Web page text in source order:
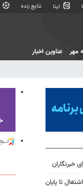
ایتا نتایج زنده
مهر عناوین اخبار
خبرنگاران
هزار وام اشتغال تا پایان